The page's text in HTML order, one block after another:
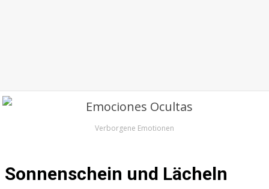
Verborgene Emotionen
Sonnenschein und Lächeln